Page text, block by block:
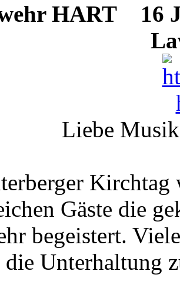
HART
16
Liebe
Gäste die
begeistert.
die Unterhaltung